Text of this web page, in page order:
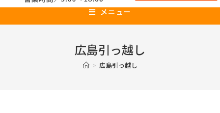
メニュー
広島引っ越し
> 広島引っ越し